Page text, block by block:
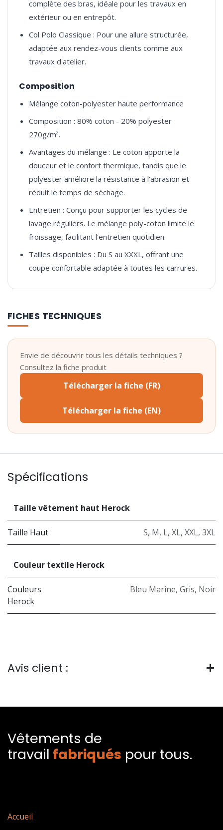
complète des bras, idéale pour les travaux en
extérieur ou en entrepôt.
Col Polo Classique : Pour une allure structurée,
adaptée aux rendez-vous clients comme aux
travaux d'atelier.
Composition
Mélange coton-polyester haute performance
Composition : 80% coton - 20% polyester
270g/m².
Avantages du mélange : Le coton apporte la
douceur et le confort thermique, tandis que le
polyester améliore la résistance à l'abrasion et
réduit le temps de séchage.
Entretien : Conçu pour supporter les cycles de
lavage réguliers. Le mélange poly-coton limite le
froissage, facilitant l'entretien quotidien.
Tailles disponibles : Du S au XXXL, offrant une
coupe confortable adaptée à toutes les carrures.
FICHES TECHNIQUES
Envie de découvrir tous les détails techniques ?
Consultez la fiche produit
Télécharger la fiche (FR)
Télécharger la fiche (EN)
Spécifications
Taille vêtement haut Herock
Taille Haut S, M, L, XL, XXL, 3XL
Couleur textile Herock
Couleurs
Herock
Bleu Marine, Gris, Noir
Avis client :
Vêtements de
travail fabriqués​ pour tous.
Accueil